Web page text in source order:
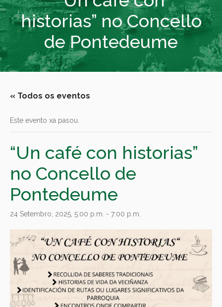
historias” no Concello
de Pontedeume
« Todos os eventos
Este evento xa pasou.
“Un café con historias”
no Concello de
Pontedeume
24 Setembro, 2025, 5:00 p.m. - 7:00 p.m.